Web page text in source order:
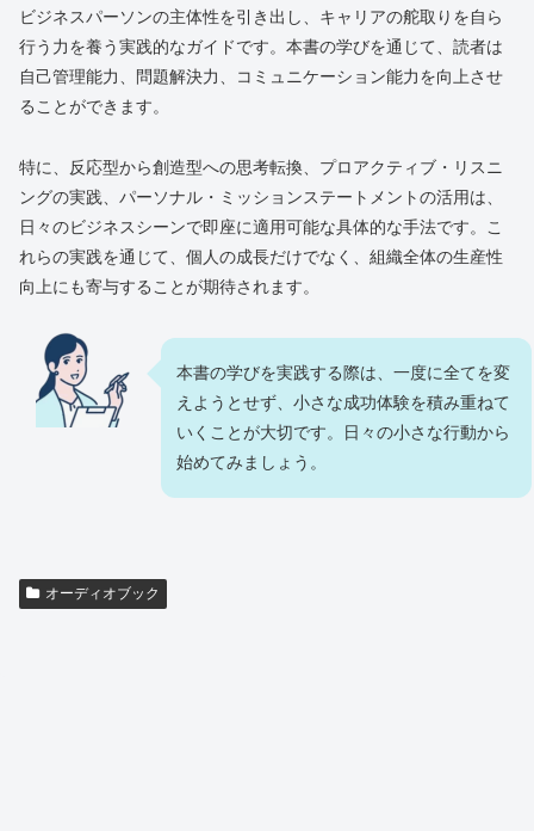
ビジネスパーソンの主体性を引き出し、キャリアの舵取りを自ら
行う力を養う実践的なガイドです。本書の学びを通じて、読者は
自己管理能力、問題解決力、コミュニケーション能力を向上させ
ることができます。
特に、反応型から創造型への思考転換、プロアクティブ・リスニ
ングの実践、パーソナル・ミッションステートメントの活用は、
日々のビジネスシーンで即座に適用可能な具体的な手法です。こ
れらの実践を通じて、個人の成長だけでなく、組織全体の生産性
向上にも寄与することが期待されます。
本書の学びを実践する際は、一度に全てを変
えようとせず、小さな成功体験を積み重ねて
いくことが大切です。日々の小さな行動から
始めてみましょう。
オーディオブック